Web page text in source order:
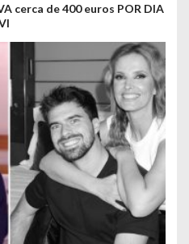
cerca de 400 euros POR DIA